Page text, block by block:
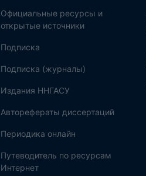
Официальные ресурсы и
открытые источники
Подписка
Подписка (журналы)
Издания ННГАСУ
Авторефераты диссертаций
Периодика онлайн
Путеводитель по ресурсам
Интернет